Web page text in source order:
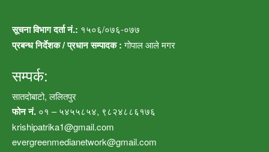
सूचना विभाग दर्ता नं.: १५०६/०७६-०७७
प्रबन्ध निर्देशक / प्रधान सम्पादक :गोपाल आले मगर
सम्पर्क:
सातदोबाटो, ललितपुर
फोन नं. ०१ – ५४५५८५४, ९८२४८८६१७६
krishipatrika1@gmail.com
evergreenmedianetwork@gmail.com